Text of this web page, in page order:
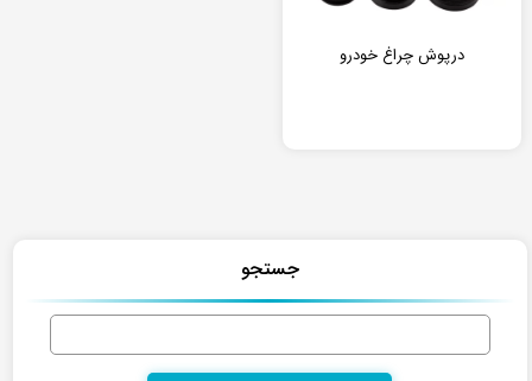
درپوش چراغ خودرو
جستجو
جستجو